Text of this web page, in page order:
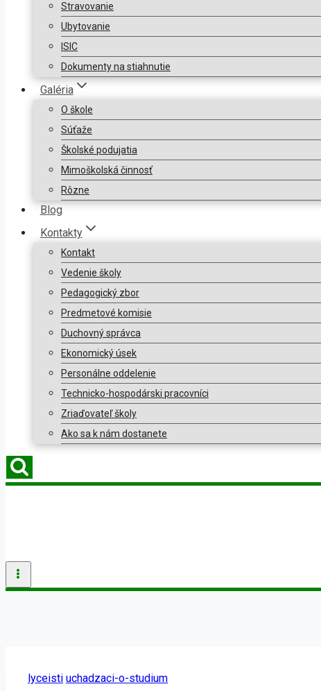
Stravovanie
Ubytovanie
ISIC
Dokumenty na stiahnutie
Galéria
O škole
Súťaže
Školské podujatia
Mimoškolská činnosť
Rôzne
Blog
Kontakty
Kontakt
Vedenie školy
Pedagogický zbor
Predmetové komisie
Duchovný správca
Ekonomický úsek
Personálne oddelenie
Technicko-hospodárski pracovníci
Zriaďovateľ školy
Ako sa k nám dostanete
lyceisti uchadzaci-o-studium